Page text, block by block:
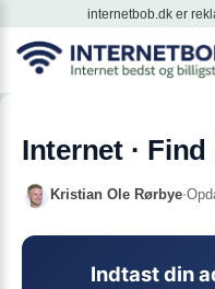
indhold
internetbob.dk er
Internet ·
Kristian Ole Rørbye·
Indtast din